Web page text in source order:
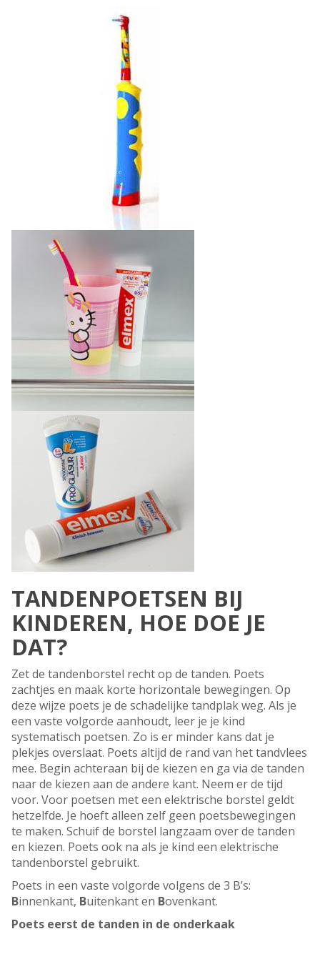
TANDENPOETSEN BIJ
KINDEREN, HOE DOE JE
DAT?
Zet de tandenborstel recht op de tanden. Poets
zachtjes en maak korte horizontale bewegingen. Op
deze wijze poets je de schadelijke tandplak weg. Als je
een vaste volgorde aanhoudt, leer je je kind
systematisch poetsen. Zo is er minder kans dat je
plekjes overslaat. Poets altijd de rand van het tandvlees
mee. Begin achteraan bij de kiezen en ga via de tanden
naar de kiezen aan de andere kant. Neem er de tijd
voor. Voor poetsen met een elektrische borstel geldt
hetzelfde. Je hoeft alleen zelf geen poetsbewegingen
te maken. Schuif de borstel langzaam over de tanden
en kiezen. Poets ook na als je kind een elektrische
tandenborstel gebruikt.
Poets in een vaste volgorde volgens de 3 B’s:
Binnenkant, Buitenkant en Bovenkant.
Poets eerst de tanden in de onderkaak